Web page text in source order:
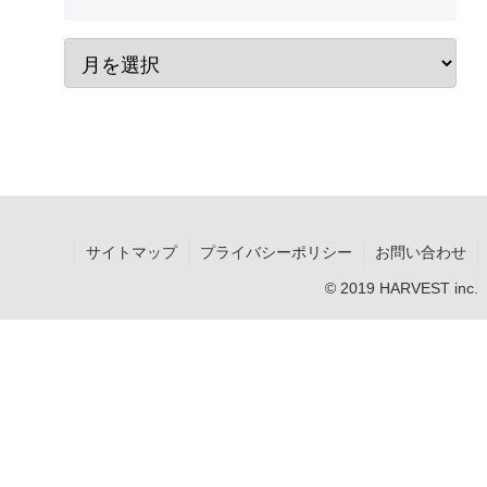
サイトマップ プライバシーポリシー お問い合わせ
© 2019 HARVEST inc.